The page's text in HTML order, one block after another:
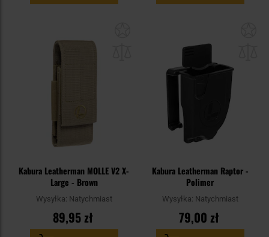
Kabura Leatherman MOLLE V2 X-
Large - Brown
Wysyłka: Natychmiast
89,95 zł
Kabura Leatherman Raptor -
Polimer
Wysyłka: Natychmiast
79,00 zł